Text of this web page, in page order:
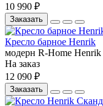
10 990 ₽
Заказать
Кресло барное Henrik
модерн R-Home Henrik
На заказ
12 090 ₽
Заказать